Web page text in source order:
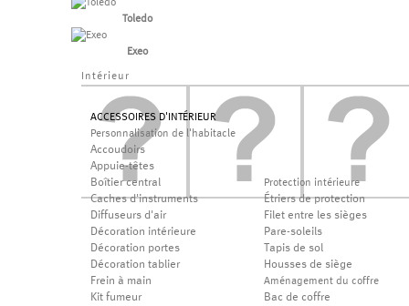
Toledo
Exeo
Intérieur
ACCESSOIRES D'INTÉRIEUR
Personnalisation de l'habitacle
Accoudoirs
Appuie-têtes
Boîtier central
Caches d'instruments
Diffuseurs d'air
Décoration intérieure
Décoration portes
Décoration tablier
Frein à main
Kit fumeur
Protection intérieure
Étriers de protection
Filet entre les sièges
Pare-soleils
Tapis de sol
Housses de siège
Aménagement du coffre
Bac de coffre